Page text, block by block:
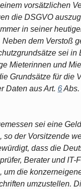
vorsätzlichen
die DSGVO
in seiner
dem Verstoß
sei in
Mieterinnen und
Grundsätze für die
Daten aus Art. 6
sei eine
so der Vorsitzende
dass die
Berater und IT-
um die
umzustellen.